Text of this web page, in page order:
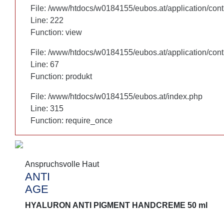
File: /www/htdocs/w0184155/eubos.at/application/
Line: 222
Function: view
File: /www/htdocs/w0184155/eubos.at/application/
Line: 67
Function: produkt
File: /www/htdocs/w0184155/eubos.at/index.php
Line: 315
Function: require_once
Anspruchsvolle Haut
ANTI
AGE
HYALURON ANTI PIGMENT HANDCREME 50 ml
File: /www/htdocs/w0184155/eubos.at/application/
Line: 222
Function: view
File: /www/htdocs/w0184155/eubos.at/application/
Line: 67
Function: produkt
File: /www/htdocs/w0184155/eubos.at/index.php
Line: 315
Function: require_once
Anspruchsvolle Haut
ANTI
AGE
HYALURON ANTI PIGMENT HANDCREME 50 ml